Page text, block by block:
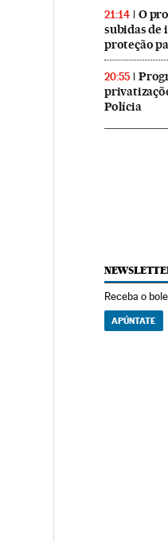
21:14
O
subidas de
proteção
20:55
Polícia
Receba o
APÚNTATE